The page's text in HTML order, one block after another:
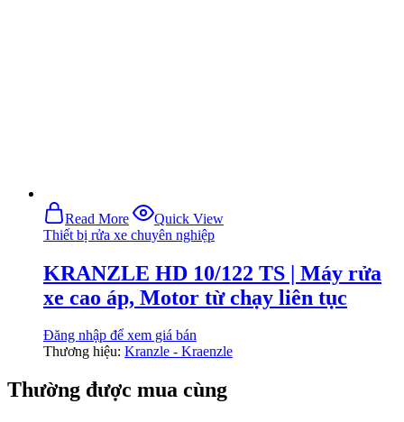
Read More
Quick View
Thiết bị rửa xe chuyên nghiệp
KRANZLE HD 10/122 TS | Máy rửa
xe cao áp, Motor từ chạy liên tục
Đăng nhập để xem giá bán
Thương hiệu: Kranzle - Kraenzle
Thường được mua cùng